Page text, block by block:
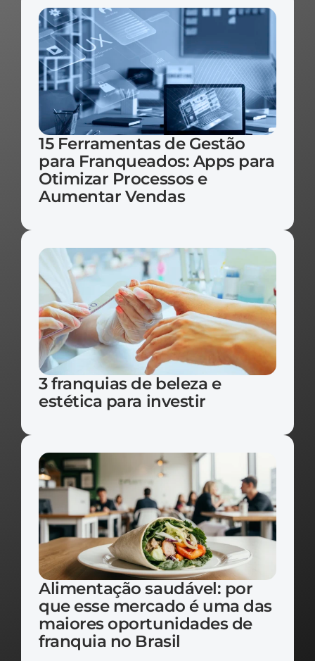
15 Ferramentas de Gestão
para Franqueados: Apps para
Otimizar Processos e
Aumentar Vendas
3 franquias de beleza e
estética para investir
Alimentação saudável: por
que esse mercado é uma das
maiores oportunidades de
franquia no Brasil